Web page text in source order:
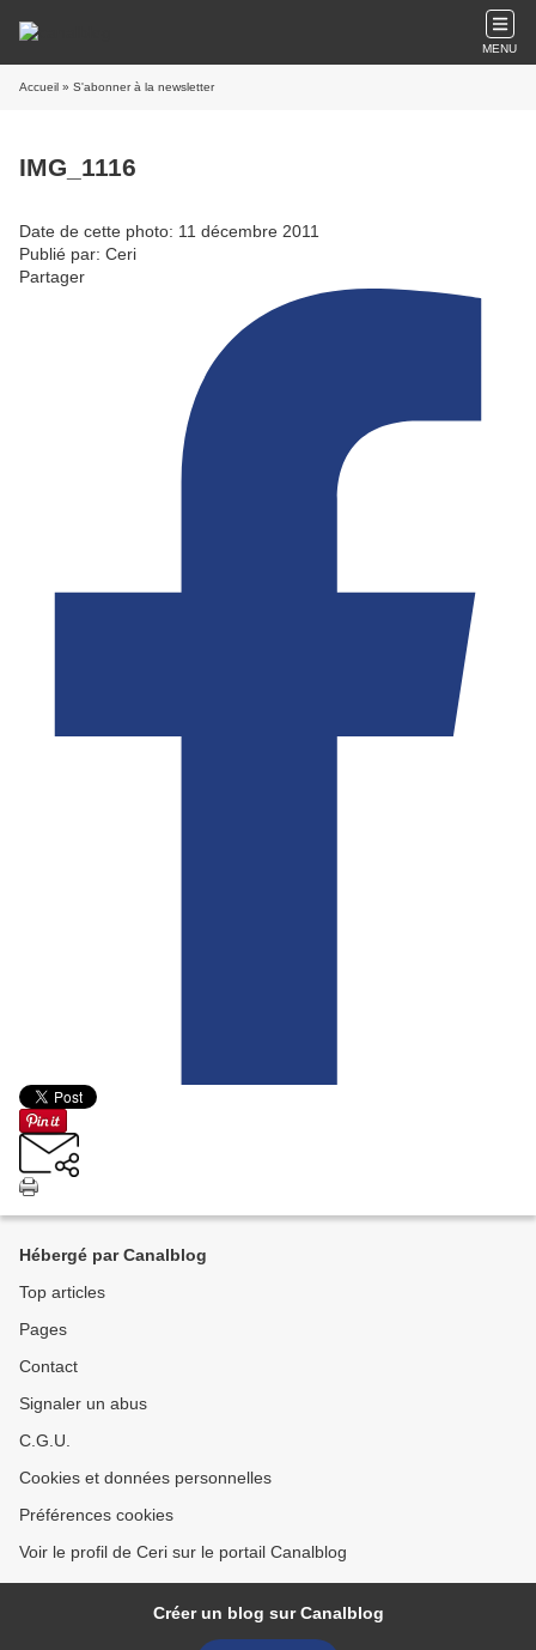
MENU
Accueil » S'abonner à la newsletter
IMG_1116
Date de cette photo: 11 décembre 2011
Publié par: Ceri
Partager
Hébergé par Canalblog
Top articles
Pages
Contact
Signaler un abus
C.G.U.
Cookies et données personnelles
Préférences cookies
Voir le profil de Ceri sur le portail Canalblog
Créer un blog sur Canalblog